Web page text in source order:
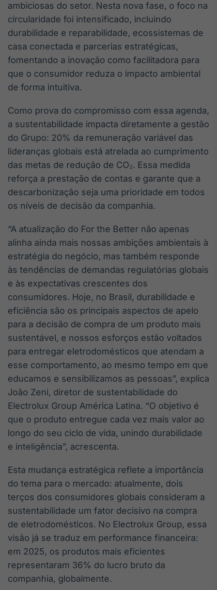
integração de
dados
Broadcast
Ticker
Cotações e
headlines de
Widgets
Componentes
para conteúdos e
Broadcast
Wallboard
displays e telas
Curadoria
Curadoria de
conteúdos
Soluções de
Tecnologia
Broadcast
Radar
Monitoramento
notícias e
conteúdos
Fundos
A melhor
plataforma para
no Brasil
IA
Em breve
Em breve
ambiciosas do setor. Nesta nova fase, o foco na
circularidade foi intensificado, incluindo
durabilidade e reparabilidade, ecossistemas de
casa conectada e parcerias estratégicas,
fomentando a inovação como facilitadora para
que o consumidor reduza o impacto ambiental
de forma intuitiva.
Como prova do compromisso com essa agenda,
a sustentabilidade impacta diretamente a gestão
do Grupo: 20% da remuneração variável das
lideranças globais está atrelada ao cumprimento
das metas de redução de CO₂. Essa medida
reforça a prestação de contas e garante que a
descarbonização seja uma prioridade em todos
os níveis de decisão da companhia.
“A atualização do For the Better não apenas
alinha ainda mais nossas ambições ambientais à
estratégia do negócio, mas também responde
às tendências de demandas regulatórias globais
e às expectativas crescentes dos
consumidores. Hoje, no Brasil, durabilidade e
eficiência são os principais aspectos de apelo
para a decisão de compra de um produto mais
sustentável, e nossos esforços estão voltados
para entregar eletrodomésticos que atendam a
esse comportamento, ao mesmo tempo em que
educamos e sensibilizamos as pessoas”, explica
João Zeni, diretor de sustentabilidade do
Electrolux Group América Latina. “O objetivo é
que o produto entregue cada vez mais valor ao
longo do seu ciclo de vida, unindo durabilidade
e inteligência”, acrescenta.
Esta mudança estratégica reflete a importância
do tema para o mercado: atualmente, dois
terços dos consumidores globais consideram a
sustentabilidade um fator decisivo na compra
de eletrodomésticos. No Electrolux Group, essa
visão já se traduz em performance financeira:
em 2025, os produtos mais eficientes
representaram 36% do lucro bruto da
companhia, globalmente.